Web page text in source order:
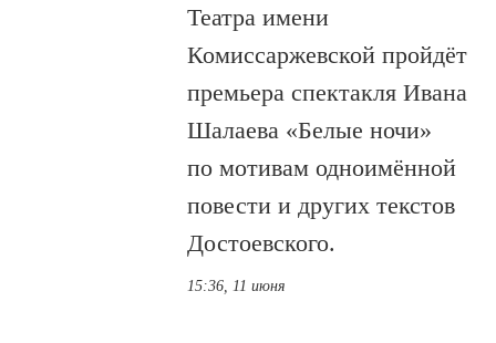
Театра имени
Комиссаржевской пройдёт
премьера спектакля Ивана
Шалаева «Белые ночи»
по мотивам одноимённой
повести и других текстов
Достоевского.
15:36, 11 июня